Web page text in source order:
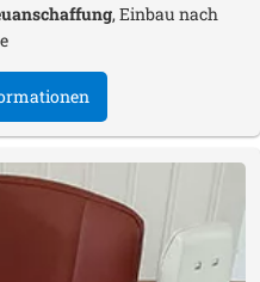
, Einbau nach